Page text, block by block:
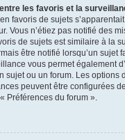
les favoris et la
favoris de sujets
Vous n’étiez pas notifié des
de sujets est similaire à la
être notifié lorsqu’un sujet
vous permet également
sujet ou un forum. Les options
peuvent être configurées
Préférences du forum ».